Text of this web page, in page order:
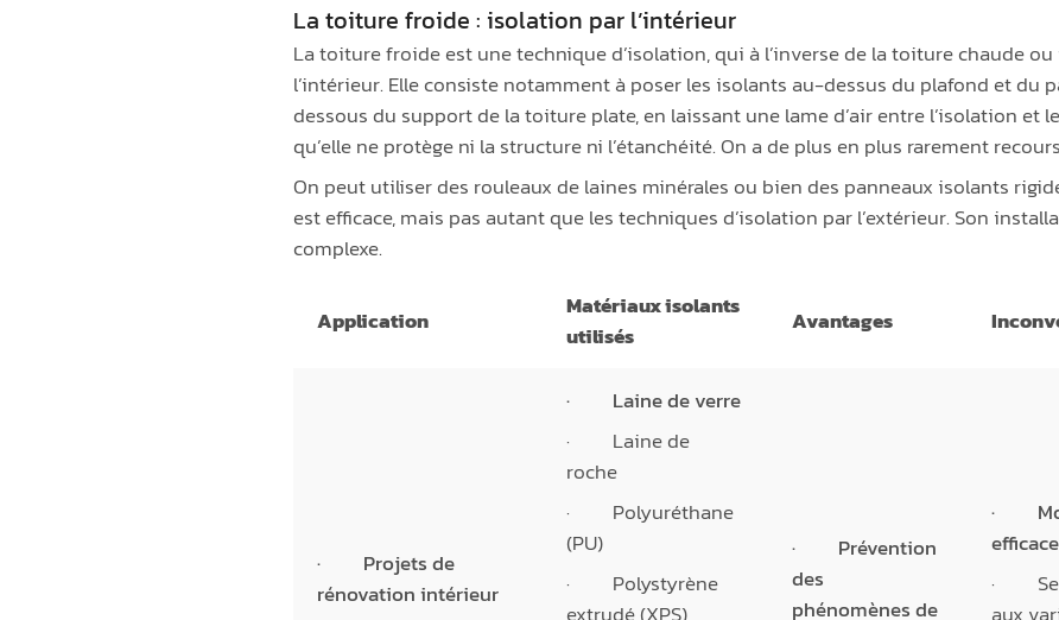
La toiture froide : isolation par l’intérieur
La toiture froide est une technique d’isolation, qui à l’inverse de la toiture chaude
l’intérieur. Elle consiste notamment à poser les isolants au-dessus du plafond et du
dessous du support de la toiture plate, en laissant une lame d’air entre l’isolation et
qu’elle ne protège ni la structure ni l’étanchéité. On a de plus en plus rarement
On peut utiliser des rouleaux de laines minérales ou bien des panneaux isolants
est efficace, mais pas autant que les techniques d’isolation par l’extérieur. Son
complexe.
Application
Matériaux isolants
utilisés
Avantages
· Projets de
rénovation intérieur
· Laine de verre
· Laine de
roche
· Polyuréthane
(PU)
· Polystyrène
extrudé (XPS)
· Prévention
des
phénomènes de
·
efficace
·
aux